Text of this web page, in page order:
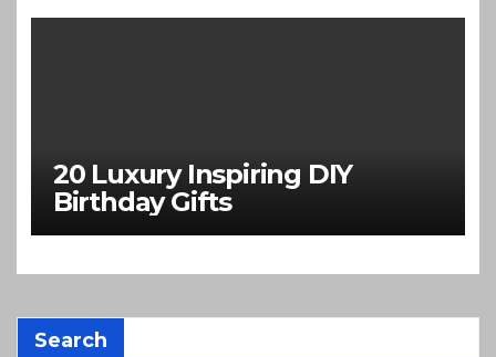
20 Luxury Inspiring DIY
Birthday Gifts
Search